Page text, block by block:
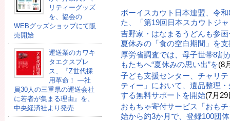
リティーグッズ
を、協会の
WEBグッズショップにて販
売開始
運送業のカワキ
タエクスプレ
ス、『Z世代採
用革命！ ―社
員30人の三重県の運送会社
に若者が集まる理由』を、
中央経済社より発売
ボーイスカウト日本連盟、令
た、「第19回日本スカウトジ
吉野家・はなまるうどんも参
夏休みの「食の空白期間」を支
厚労省調査では、母子世帯8割
もたちへ“夏休みの思い出”を(8
子ども支援センター、チャリ
ティー」において、遺品整理
する無料サポートを開始(7月29
おもちゃ寄付サービス「おも
始から約3か月で、登録100団